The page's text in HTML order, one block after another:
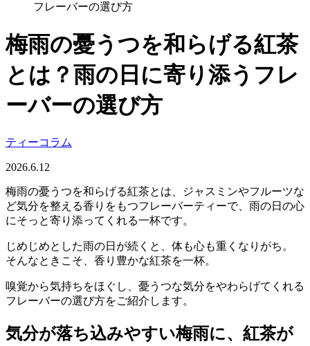
フレーバーの選び方
梅雨の憂うつを和らげる紅茶
とは？雨の日に寄り添うフレ
ーバーの選び方
ティーコラム
2026.6.12
梅雨の憂うつを和らげる紅茶とは、ジャスミンやフルーツな
ど気分を整える香りをもつフレーバーティーで、雨の日の心
にそっと寄り添ってくれる一杯です。
じめじめとした雨の日が続くと、体も心も重くなりがち。
そんなときこそ、香り豊かな紅茶を一杯。
嗅覚から気持ちをほぐし、憂うつな気分をやわらげてくれる
フレーバーの選び方をご紹介します。
気分が落ち込みやすい梅雨に、紅茶が